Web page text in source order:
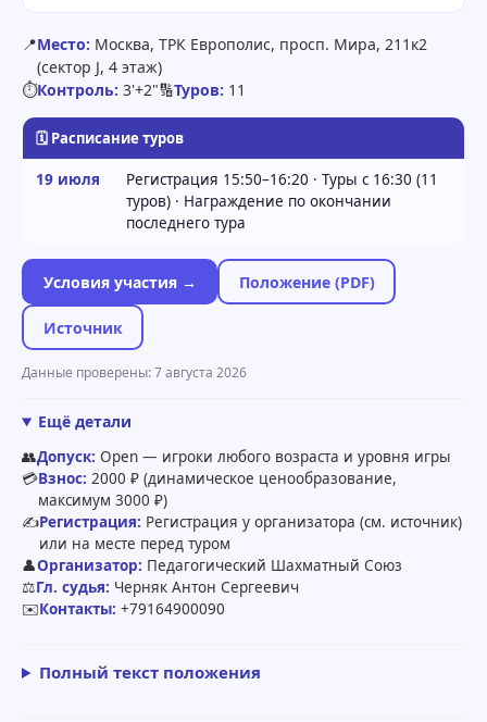
📍Место: Москва, ТРК Европолис, просп. Мира, 211к2
(сектор J, 4 этаж)
⏱Контроль: 3'+2"🔢Туров: 11
🗓 Расписание туров
19 июля
Регистрация 15:50–16:20 · Туры с 16:30 (11
туров) · Награждение по окончании
последнего тура
Условия участия → Положение (PDF)
Источник
Данные проверены: 7 августа 2026
Ещё детали
👥Допуск: Open — игроки любого возраста и уровня игры
💳Взнос: 2000 ₽ (динамическое ценообразование,
максимум 3000 ₽)
✍️Регистрация: Регистрация у организатора (см. источник)
или на месте перед туром
👤Организатор: Педагогический Шахматный Союз
⚖️Гл. судья: Черняк Антон Сергеевич
✉️Контакты: +79164900090
Полный текст положения